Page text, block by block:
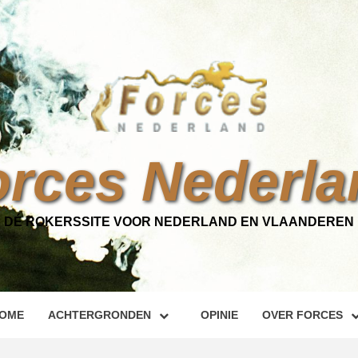
DÉ ROKERSSITE VOOR NEDERLAND EN VLAANDEREN
ACHTERGRONDEN OPINIE OVER FORCES